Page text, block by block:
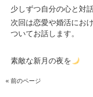
少しずつ自分の心と対
次回は恋愛や婚活にお
ついてお話します。
素敵な新月の夜を
« 前のページ